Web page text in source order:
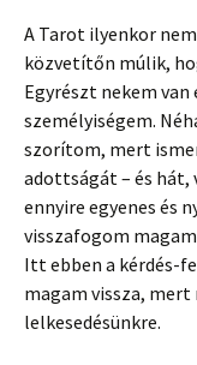
A Tarot ilyenkor
közvetítőn múlik,
Egyrészt nekem van
személyiségem.
szorítom, mert
adottságát – és hát,
ennyire egyenes és
visszafogom
Itt ebben a kérdés-
magam vissza,
lelkesedésünkre.